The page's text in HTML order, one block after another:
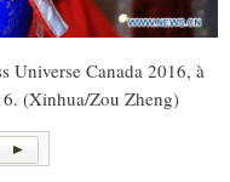
Universe Canada 2016, à
(Xinhua/Zou Zheng)